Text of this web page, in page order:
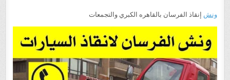
ونش إنقاذ الفرسان بالقاهره الكبري والتجمعات